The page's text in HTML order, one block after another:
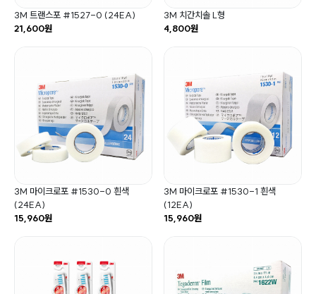
3M 트랜스포 #1527-0 (24EA)
21,600원
3M 치간치솔 L형
4,800원
3M 마이크로포 #1530-0 흰색
(24EA)
15,960원
3M 마이크로포 #1530-1 흰색
(12EA)
15,960원